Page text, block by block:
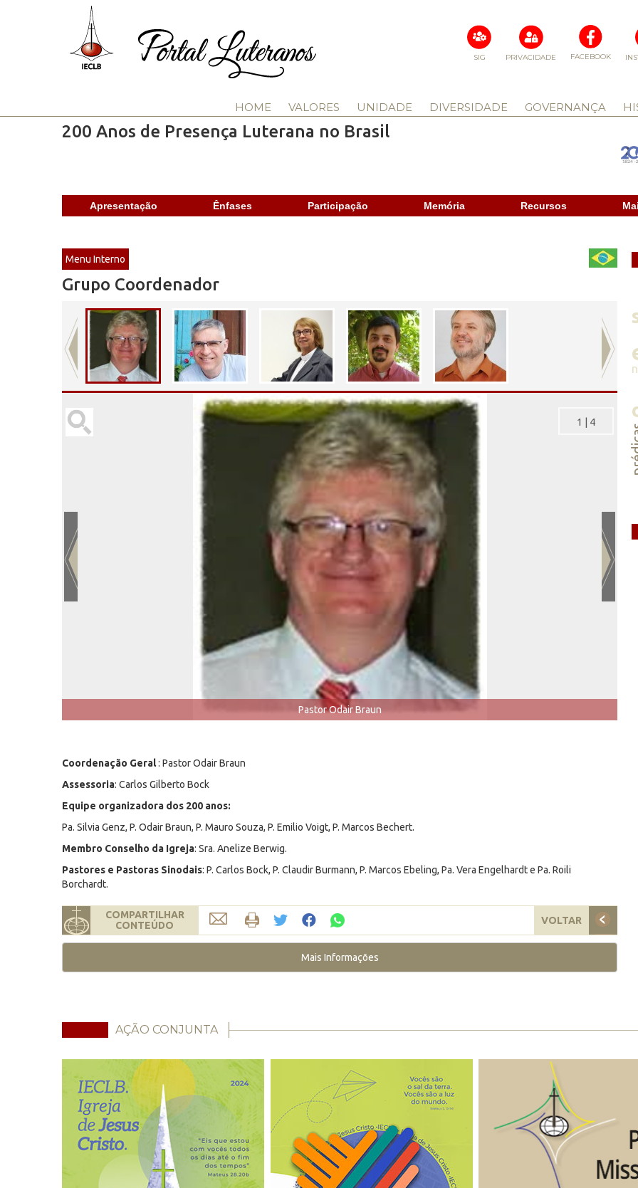
FACEBOOK
PRIVACIDADE
SIG
HOME VALORES UNIDADE DIVERSIDADE GOVERNANÇA
200 Anos de Presença Luterana no Brasil
Apresentação Ênfases Participação Memória Recursos
Menu Interno
Grupo Coordenador
Pastor Odair Braun
1 4
Coordenação Geral: Pastor Odair Braun
Assessoria: Carlos Gilberto Bock
Equipe organizadora dos 200 anos:
Pa. Silvia Genz, P. Odair Braun, P. Mauro Souza, P. Emilio Voigt, P. Marcos Bechert.
Membro Conselho da Igreja: Sra. Anelize Berwig.
Pastores e Pastoras Sinodais: P. Carlos Bock, P. Claudir Burmann, P. Marcos Ebeling, Pa. Vera Engelhardt e Pa. Roili
Borchardt.
COMPARTILHAR
CONTEÚDO
VOLTAR
Mais Informações
AÇÃO CONJUNTA